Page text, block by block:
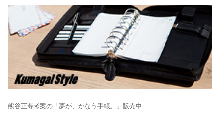
熊谷正寿考案の「夢が、かなう手帳。」販売中